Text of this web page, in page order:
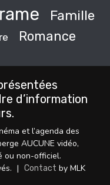
Famille
Romance
d’information
et l’agenda des
AUCUNE vidéo,
ou non-officiel.
| Contact by MLK